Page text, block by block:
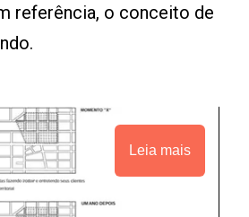
referência, o conceito de
Leia mais